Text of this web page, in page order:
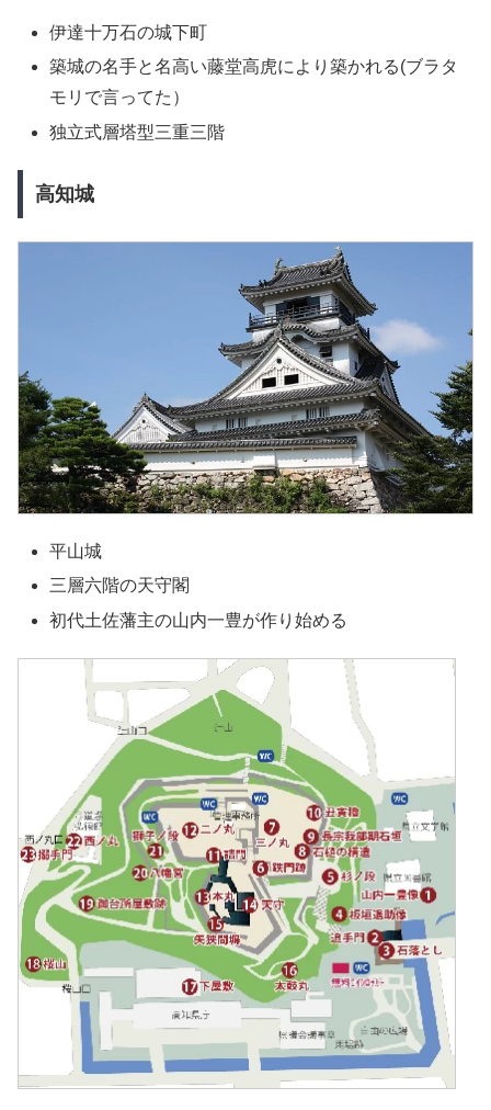
伊達十万石の城下町
築城の名手と名高い藤堂高虎により築かれる(ブラタ
モリで言ってた）
独立式層塔型三重三階
高知城
平山城
三層六階の天守閣
初代土佐藩主の山内一豊が作り始める